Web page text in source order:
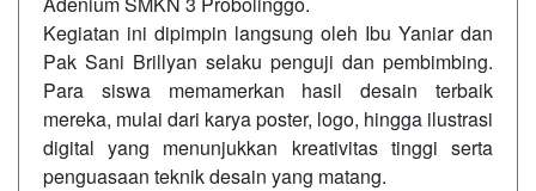
Kegiatan ini dipimpin langsung oleh Ibu Yaniar dan
Pak Sani Brillyan selaku penguji dan pembimbing.
Para siswa memamerkan hasil desain terbaik
mereka, mulai dari karya poster, logo, hingga ilustrasi
digital yang menunjukkan kreativitas tinggi serta
penguasaan teknik desain yang matang.